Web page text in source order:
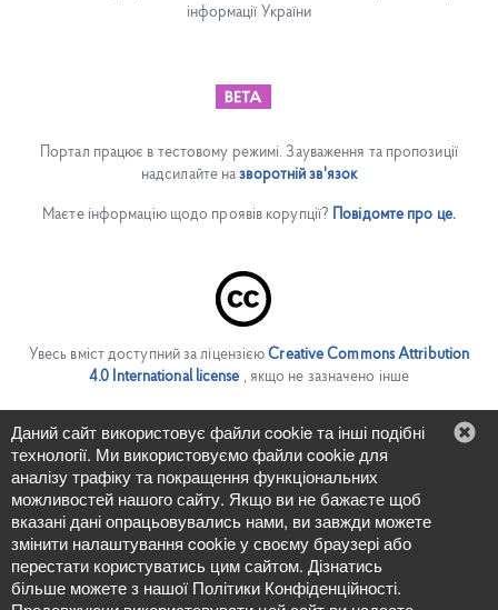
інформації України
Портал працює в тестовому режимі. Зауваження та пропозиції
надсилайте назворотній зв'язок
Маєте інформацію щодо проявів корупції? Повідомте про це.
Увесь вміст доступний за ліцензієюCreative Commons Attribution
4.0 International license , якщо не зазначено інше
Людям із порушенням зору
In English
Даний сайт використовує файли cookie та інші подібні
технології. Ми використовуємо файли cookie для
аналізу трафіку та покращення функціональних
можливостей нашого сайту. Якщо ви не бажаєте щоб
вказані дані опрацьовувались нами, ви завжди можете
змінити налаштування cookie у своєму браузері або
перестати користуватись цим сайтом. Дізнатись
більше можете з нашої Політики Конфіденційності.